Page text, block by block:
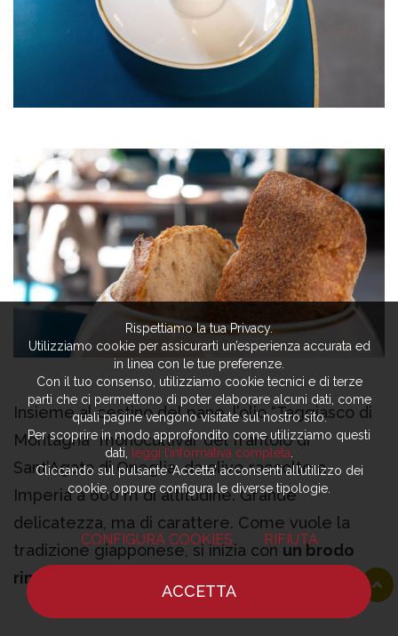
Insieme al cestino del pane, l’olio “Taggiasco di
Montagna” monocultivar del frantoio di
Sant’Agata di Oneglia, da olive raccolte a
Imperia a 600 m di altitudine. Grande
delicatezza, ma di carattere. Come vuole la
tradizione giapponese, si inizia conun brodo
rinfrancante
, che resetta e prepara il palato a
tutto il resto, dalla freschezza agrumata e
Rispettiamo la tua Privacy.
Utilizziamo cookie per assicurarti un’esperienza accurata ed
in linea con le tue preferenze.
Con il tuo consenso, utilizziamo cookie tecnici e di terze
parti che ci permettono di poter elaborare alcuni dati, come
quali pagine vengono visitate sul nostro sito.
Per scoprire in modo approfondito come utilizziamo questi
dati,
leggi l’informativa completa
Cliccando sul pulsante ‘Accetta’ acconsenti all’utilizzo dei
cookie, oppure configura le diverse tipologie.
CONFIGURA COOKIES RIFIUTA
ACCETTA